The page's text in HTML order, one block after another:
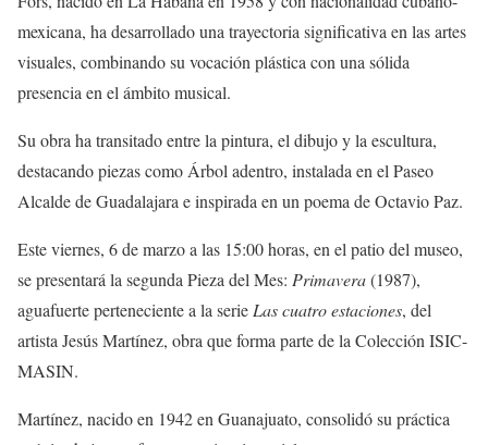
mexicana, ha desarrollado una trayectoria significativa en las artes
visuales, combinando su vocación plástica con una sólida
presencia en el ámbito musical.
Su obra ha transitado entre la pintura, el dibujo y la escultura,
destacando piezas como Árbol adentro, instalada en el Paseo
Alcalde de Guadalajara e inspirada en un poema de Octavio Paz.
Este viernes, 6 de marzo a las 15:00 horas, en el patio del museo,
se presentará la segunda Pieza del Mes: Primavera(1987),
aguafuerte perteneciente a la serie Las cuatro estaciones, del
artista Jesús Martínez, obra que forma parte de la Colección ISIC-
MASIN.
Martínez, nacido en 1942 en Guanajuato, consolidó su práctica